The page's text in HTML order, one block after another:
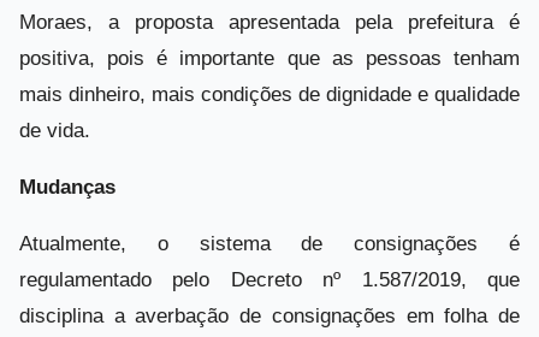
Moraes, a proposta apresentada pela prefeitura é
positiva, pois é importante que as pessoas tenham
mais dinheiro, mais condições de dignidade e qualidade
de vida.
Mudanças
Atualmente, o sistema de consignações é
regulamentado pelo Decreto nº 1.587/2019, que
disciplina a averbação de consignações em folha de